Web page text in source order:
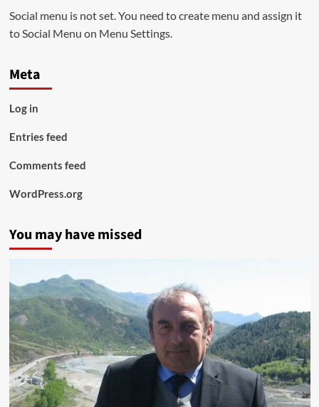
Social menu is not set. You need to create menu and assign it
to Social Menu on Menu Settings.
Meta
Log in
Entries feed
Comments feed
WordPress.org
You may have missed